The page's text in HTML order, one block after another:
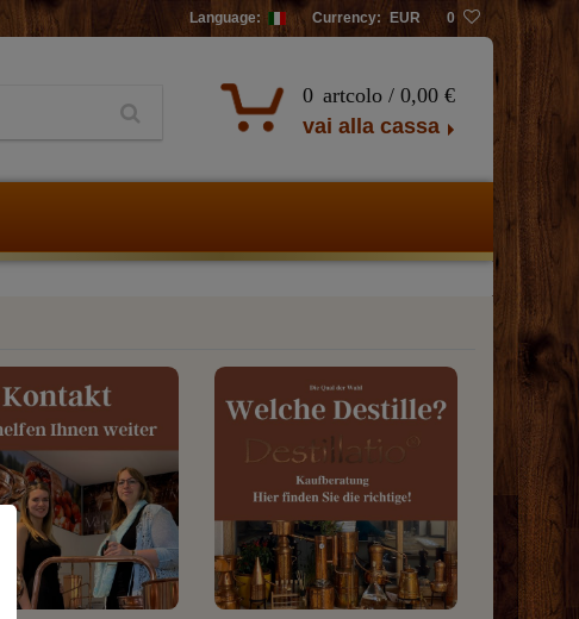
Language: Currency: EUR 0
0 artcolo / 0,00 €
vai alla cassa